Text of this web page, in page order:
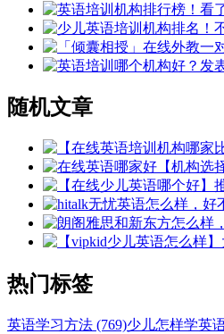
随机文章
热门标签
英语学习方法 (769)少儿怎样学英